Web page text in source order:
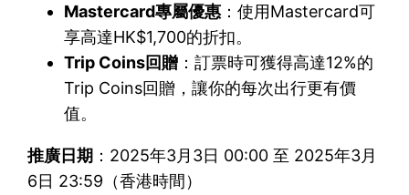
Mastercard專屬優惠 ：使用Mastercard可
享高達HK$1,700的折扣。
Trip Coins回贈 ：訂票時可獲得高達12%的
Trip Coins回贈，讓你的每次出行更有價
值。
推廣日期 ：2025年3月3日 00:00 至 2025年3月
6日 23:59（香港時間）